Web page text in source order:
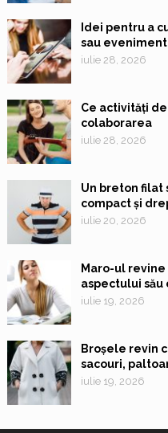
Idei pentru a
sau
iulie 28, 2026
Ce activități
colaborarea
iulie 28, 2026
Un breton filat
compact și
iulie 20, 2026
Maro-ul
aspectului său
iulie 19, 2026
Broșele revin
sacouri,
iulie 19, 2026